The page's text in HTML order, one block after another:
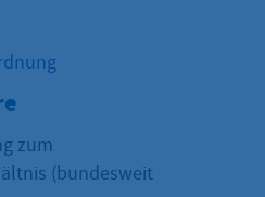
zum
(bundesweit